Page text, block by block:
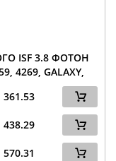
ISF 3.8 ФОТОН
4269, GALAXY,
361.53
438.29
570.31